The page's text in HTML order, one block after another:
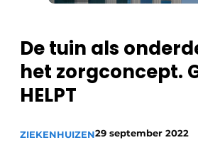
Jubileumboek
Meest gelezen
Nieuwsbrief
Privacy / Cookie statement
Ziekenhuizen
Woonzorg & Verpleeghuizen
De tuin als
het zorgconcept.
HELPT
ZIEKENHUIZEN29 september 2022